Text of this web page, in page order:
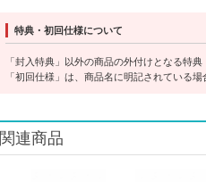
特典・初回仕様について
「封入特典」以外の商品の外付けとなる特
「初回仕様」は、商品名に明記されている
関連商品